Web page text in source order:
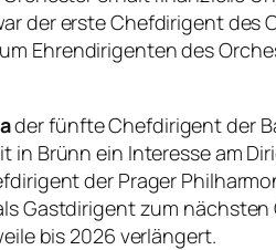
der erste Chefdirigent
Ehrendirigenten des
der fünfte Chefdirigent der
Brünn ein Interesse am
der Prager
Gastdirigent zum
bis 2026 verlängert.